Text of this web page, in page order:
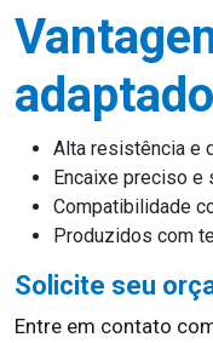
Alta resistência e
Encaixe preciso e
Compatibilidade
Produzidos com
Solicite seu
Entre em contato